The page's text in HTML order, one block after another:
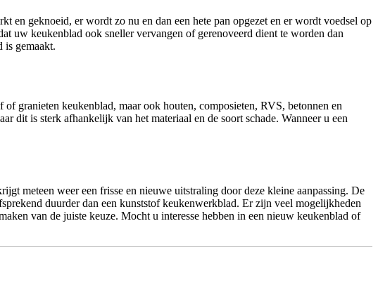
en geknoeid, er wordt zo nu en dan een hete pan opgezet en er wordt voedsel op
uw keukenblad ook sneller vervangen of gerenoveerd dient te worden dan
is gemaakt.
granieten keukenblad, maar ook houten, composieten, RVS, betonnen en
dit is sterk afhankelijk van het materiaal en de soort schade. Wanneer u een
meteen weer een frisse en nieuwe uitstraling door deze kleine aanpassing. De
duurder dan een kunststof keukenwerkblad. Er zijn veel mogelijkheden
van de juiste keuze. Mocht u interesse hebben in een nieuw keukenblad of